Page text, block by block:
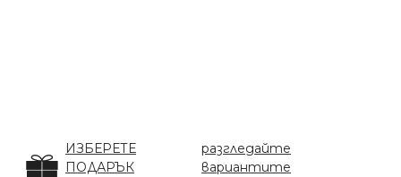
ИЗБЕРЕТЕ
ПОДАРЪК
разгледайте
вариантите